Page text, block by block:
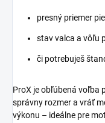
presný priemer
stav valca a vôľu
či potrebuješ
ProX je obľúbená voľba
správny rozmer a vráť
výkonu – ideálne pre